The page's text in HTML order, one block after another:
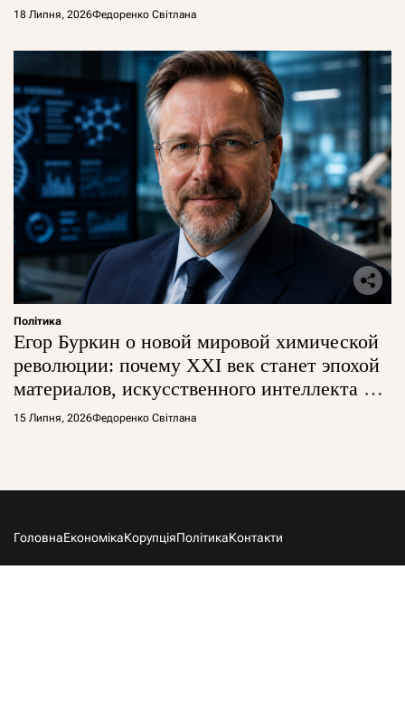
18 Липня, 2026Федоренко Світлана
Політика
Егор Буркин о новой мировой химической
революции: почему XXI век станет эпохой
материалов, искусственного интеллекта и
глобальной борьбы за технологии
15 Липня, 2026Федоренко Світлана
ГоловнаЕкономікаКорупціяПолітикаКонтакти